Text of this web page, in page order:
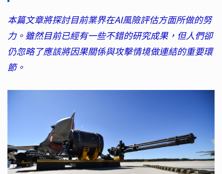
本篇文章將探討目前業界在AI風險評估方面所做的努
力。雖然目前已經有一些不錯的研究成果，但人們卻
仍忽略了應該將因果關係與攻擊情境做連結的重要環
節。